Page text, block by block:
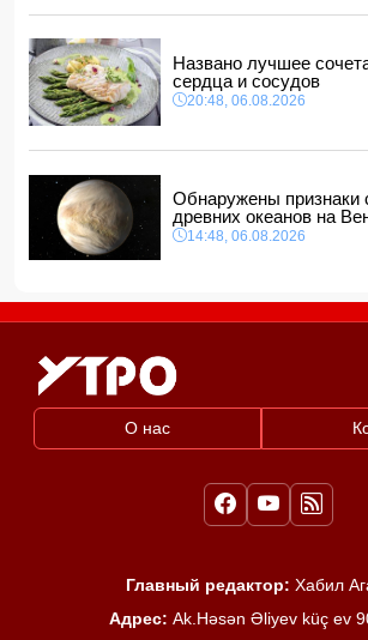
Названо лучшее
сердца и сосудов
20:48, 06.08.2026
Обнаружены признаки
древних океанов на
14:48, 06.08.2026
О нас
Главный редактор: Хабил
Адрес: Ak.Həsən Əliyev küç ev